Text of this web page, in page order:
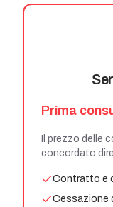
Prima
Il prezzo delle
concordato
Contratto e
Cessazione